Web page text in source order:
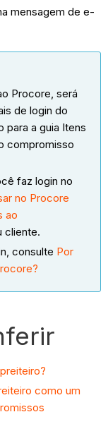
mensagem de e-
Procore, será
de login do
para a guia Itens
compromisso
faz login no
no Procore
ao
cliente.
consulte Por
como um